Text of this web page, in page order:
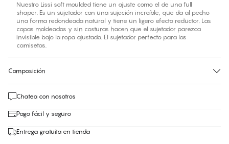
Nuestro Lissi soft moulded tiene un ajuste como el de una full
shaper. Es un sujetador con una sujeción increíble, que da al pecho
una forma redondeada natural y tiene un ligero efecto reductor. Las
copas moldeadas y sin costuras hacen que el sujetador parezca
invisible bajo la ropa ajustada. El sujetador perfecto para las
camisetas.
Composición
Chatea con nosotros
Pago fácil y seguro
Entrega gratuita en tienda